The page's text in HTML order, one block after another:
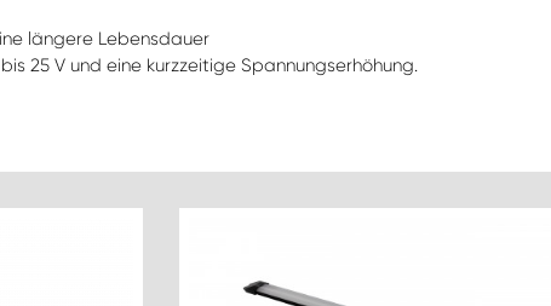
längere Lebensdauer
25 V und eine kurzzeitige Spannungserhöhung.